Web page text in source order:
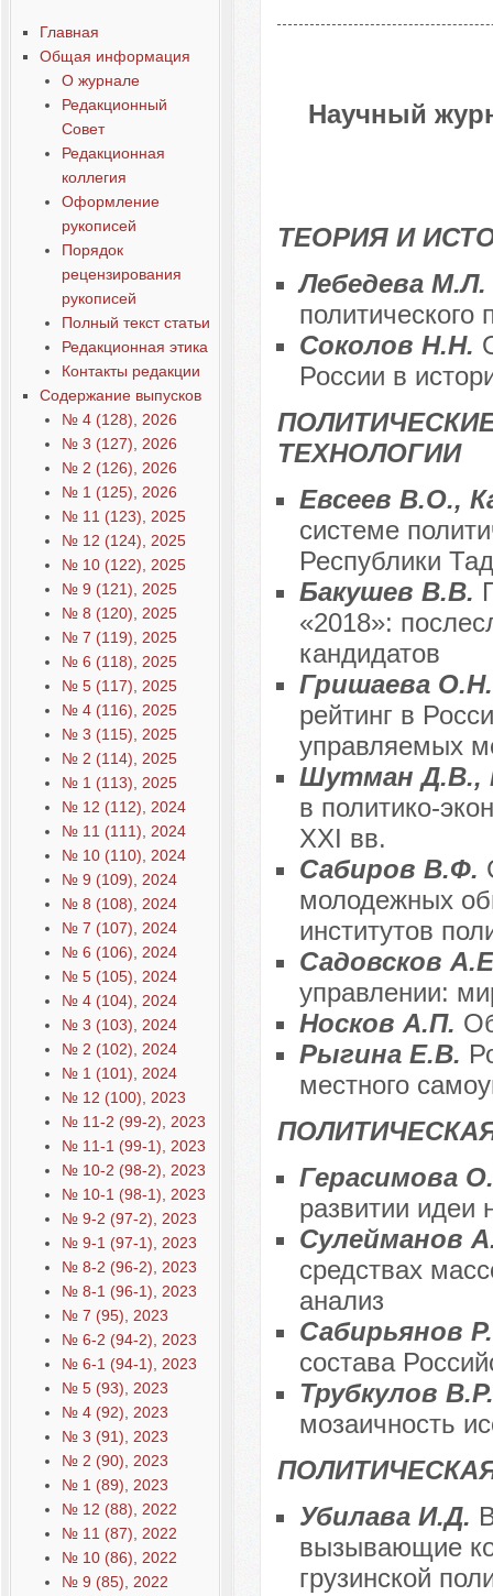
Главная
Общая информация
О журнале
Редакционный
Совет
Редакционная
коллегия
Оформление
рукописей
Порядок
рецензирования
рукописей
Полный текст статьи
Редакционная этика
Контакты редакции
Содержание выпусков
№ 4 (128), 2026
№ 3 (127), 2026
№ 2 (126), 2026
№ 1 (125), 2026
№ 11 (123), 2025
№ 12 (124), 2025
№ 10 (122), 2025
№ 9 (121), 2025
№ 8 (120), 2025
№ 7 (119), 2025
№ 6 (118), 2025
№ 5 (117), 2025
№ 4 (116), 2025
№ 3 (115), 2025
№ 2 (114), 2025
№ 1 (113), 2025
№ 12 (112), 2024
№ 11 (111), 2024
№ 10 (110), 2024
№ 9 (109), 2024
№ 8 (108), 2024
№ 7 (107), 2024
№ 6 (106), 2024
№ 5 (105), 2024
№ 4 (104), 2024
№ 3 (103), 2024
№ 2 (102), 2024
№ 1 (101), 2024
№ 12 (100), 2023
№ 11-2 (99-2), 2023
№ 11-1 (99-1), 2023
№ 10-2 (98-2), 2023
№ 10-1 (98-1), 2023
№ 9-2 (97-2), 2023
№ 9-1 (97-1), 2023
№ 8-2 (96-2), 2023
№ 8-1 (96-1), 2023
№ 7 (95), 2023
№ 6-2 (94-2), 2023
№ 6-1 (94-1), 2023
№ 5 (93), 2023
№ 4 (92), 2023
№ 3 (91), 2023
№ 2 (90), 2023
№ 1 (89), 2023
№ 12 (88), 2022
№ 11 (87), 2022
№ 10 (86), 2022
№ 9 (85), 2022
Научный
ТЕОРИЯ И
Лебедева М.Л.
политического
Соколов Н.Н.
России в
ТЕХНОЛОГИИ
Евсеев В.О.,
системе
Республики
Бакушев В.В.
«2018»:
кандидатов
Гришаева
рейтинг в
управляемых
Шутман Д.В.,
в политико-
XXI вв.
Сабиров В.Ф.
молодежных
институтов
Садовсков
управлении:
Носков А.П.
Рыгина Е.В.
местного
Герасимова
развитии идеи
Сулейманов
средствах
анализ
Сабирьянов
состава
Трубкулов
мозаичность
Убилава И.Д.
вызывающие
грузинской